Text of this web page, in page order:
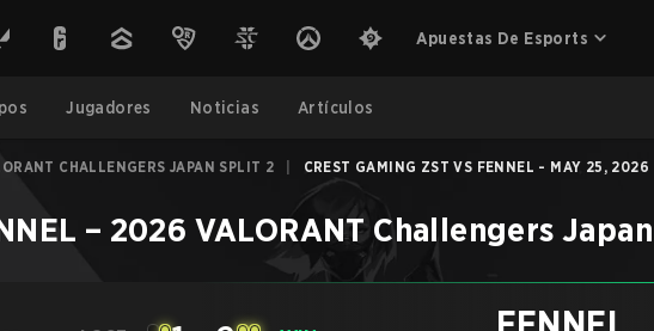
Apuestas De Esports
Jugadores Noticias Artículos
CHALLENGERS JAPAN SPLIT 2 CREST GAMING ZST VS FENNEL - MAY 25, 2026
– 2026 VALORANT Challengers